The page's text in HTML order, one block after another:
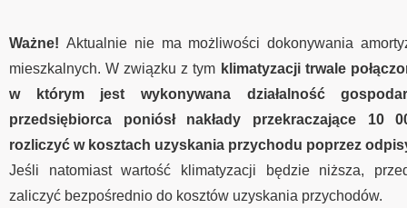
Ważne! Aktualnie nie ma możliwości dokonywania
mieszkalnych. W związku z tym klimatyzacji trwale
w którym jest wykonywana działalność
przedsiębiorca poniósł nakłady przekraczające 10
rozliczyć w kosztach uzyskania przychodu poprzez
Jeśli natomiast wartość klimatyzacji będzie niższa,
zaliczyć bezpośrednio do kosztów uzyskania przychodów.